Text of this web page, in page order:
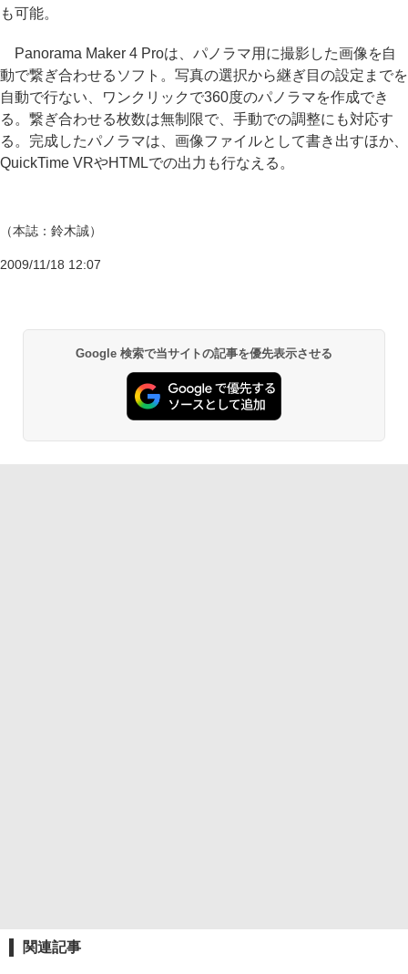
も可能。
Panorama Maker 4 Proは、パノラマ用に撮影した画像を自
動で繋ぎ合わせるソフト。写真の選択から継ぎ目の設定までを
自動で行ない、ワンクリックで360度のパノラマを作成でき
る。繋ぎ合わせる枚数は無制限で、手動での調整にも対応す
る。完成したパノラマは、画像ファイルとして書き出すほか、
QuickTime VRやHTMLでの出力も行なえる。
（本誌：鈴木誠）
2009/11/18 12:07
Google 検索で当サイトの記事を優先表示させる
関連記事